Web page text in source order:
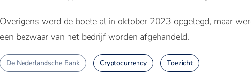
Overigens werd de boete al in oktober 2023 opgelegd, maar
een bezwaar van het bedrijf worden afgehandeld.
De Nederlandsche Bank Cryptocurrency Toezicht